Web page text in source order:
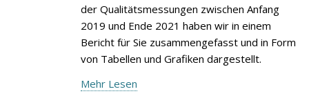
der Qualitätsmessungen zwischen Anfang
2019 und Ende 2021 haben wir in einem
Bericht für Sie zusammengefasst und in Form
von Tabellen und Grafiken dargestellt.
Mehr Lesen